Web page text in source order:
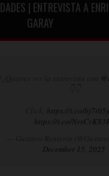
| ENTREVISTA A
GARAY
https://t.co/
https://t.co/
December 15, 2025